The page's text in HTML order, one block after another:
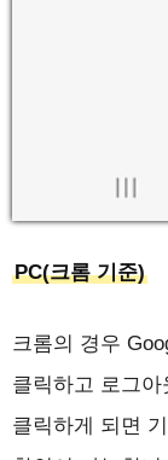
PC(크롬 기준)
크롬의 경우
클릭하고 로그
클릭하게 되면